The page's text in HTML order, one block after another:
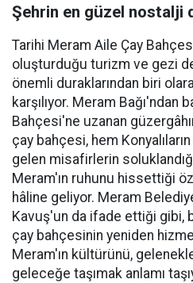
Şehrin en güzel nostalji
Tarihi Meram Aile Çay
oluşturduğu turizm ve gezi
önemli duraklarından biri
karşılıyor. Meram Bağı'ndan
Bahçesi'ne uzanan
çay bahçesi, hem
gelen misafirlerin
Meram'ın ruhunu hissettiği
hâline geliyor. Meram
Kavuş'un da ifade ettiği gibi,
çay bahçesinin yeniden
Meram'ın kültürünü,
geleceğe taşımak anlamı